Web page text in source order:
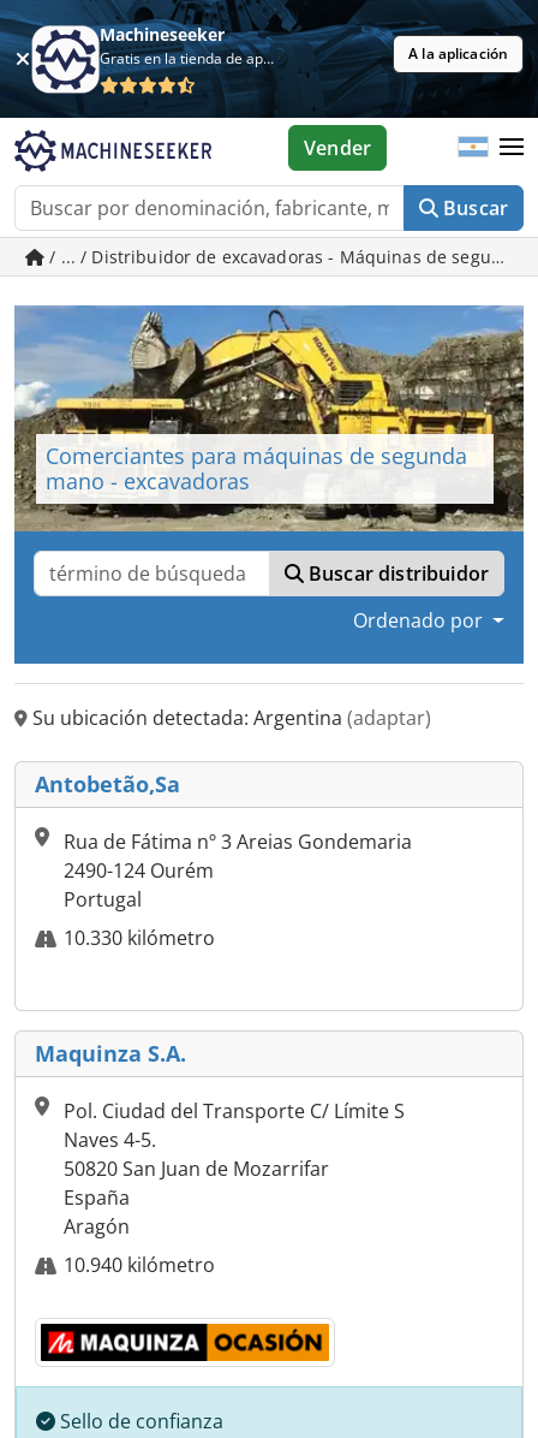
Machineseeker
Gratis en la tienda de aplicaciones A la aplicación
Buscar
Vender
/ ... / Distribuidor de excavadoras - Máquinas de segunda
Comerciantes para máquinas de segunda
mano - excavadoras
Buscar distribuidor
Ordenado por
Su ubicación detectada: Argentina (adaptar)
Antobetão,Sa
Rua de Fátima nº 3 Areias Gondemaria
2490-124 Ourém
Portugal
10.330 kilómetro
Maquinza S.A.
Pol. Ciudad del Transporte C/ Límite S
Naves 4-5.
50820 San Juan de Mozarrifar
España
Aragón
10.940 kilómetro
Sello de confianza